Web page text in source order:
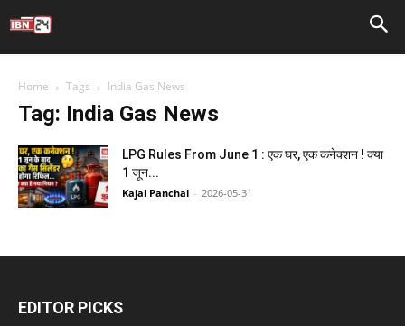
Home Tags India Gas News
Tag: India Gas News
LPG Rules From June 1 : एक घर, एक कनेक्शन ! क्या
1 जून...
Kajal Panchal - 2026-05-31
EDITOR PICKS